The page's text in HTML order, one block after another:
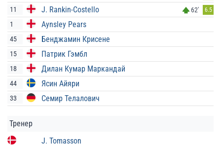
11 J. Rankin-Costello 62' 6.5
1 Aynsley Pears
45 Бенджамин Крисене
15 Патрик Гэмбл
18 Дилан Кумар Маркандай
44 Ясин Айяри
33 Семир Телалович
Тренер
J. Tomasson